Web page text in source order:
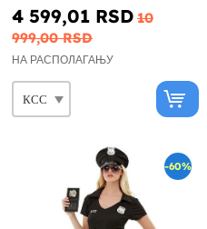
4 599,01 RSD 10
999,00 RSD
НА РАСПОЛАГАЊУ
-60%